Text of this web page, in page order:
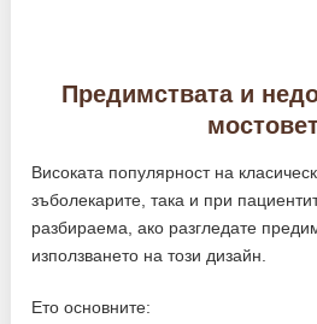
Предимствата и
Високата популярност на
зъболекарите, така и при
разбираема, ако разгледате
използването на този дизайн.
Ето основните: